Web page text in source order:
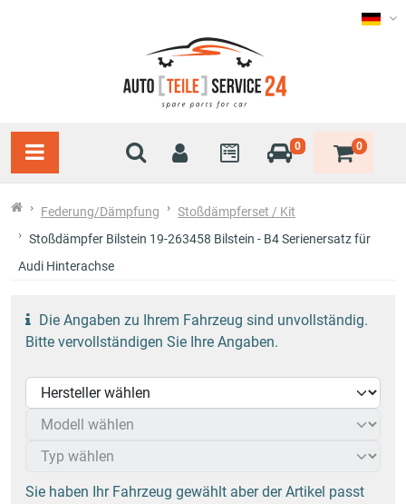
0 0
Federung/Dämpfung
Stoßdämpferset / Kit
Stoßdämpfer Bilstein 19-263458 Bilstein - B4 Serienersatz für
Audi Hinterachse
Die Angaben zu Ihrem Fahrzeug sind unvollständig.
Bitte vervollständigen Sie Ihre Angaben.
Sie haben Ihr Fahrzeug gewählt aber der Artikel passt